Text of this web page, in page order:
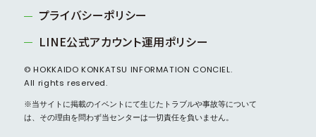
プライバシーポリシー
LINE公式アカウント運用ポリシー
© HOKKAIDO KONKATSU INFORMATION CONCIEL.
All rights reserved.
※当サイトに掲載のイベントにて生じたトラブルや事故等について
は、その理由を問わず当センターは一切責任を負いません。